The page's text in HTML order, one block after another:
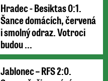
Hradec - Besiktas 0:1.
Šance domácích, červená
i smolný odraz. Votroci
budou ...
Jablonec – RFS 2:0.